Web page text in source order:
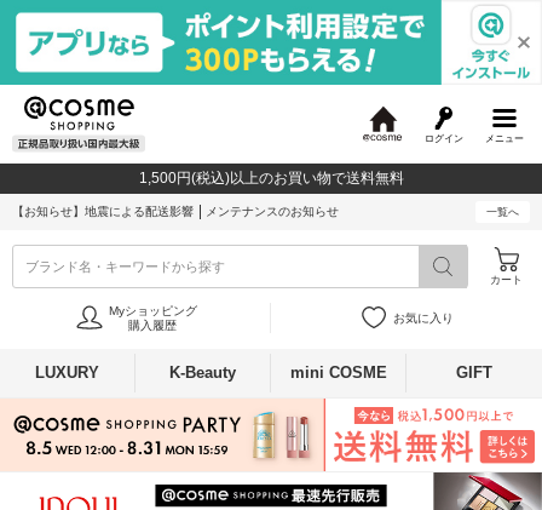
メニュー
ログイン
c
o
1,500円(税込)以上のお買い物で送料無料
【お知らせ】 地震による配送影響 メンテナンスのお知らせ 一覧へ
ブランド名・キーワードから探す
カート
Myショッピング
購入履歴
お気に入り
LUXURY K-Beauty mini COSME GIFT